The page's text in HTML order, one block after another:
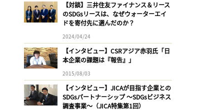
【対談】三井住友ファイナンス＆リース
のSDGsリースは、なぜウォーターエイ
ドを寄付先に選んだのか？
2024/04/24
【インタビュー】CSRアジア赤羽氏「日
本企業の課題は『報告』」
2015/08/03
【インタビュー】JICAが目指す企業との
SDGsパートナーシップ 〜SDGsビジネス
調査事業〜（JICA特集第1回）